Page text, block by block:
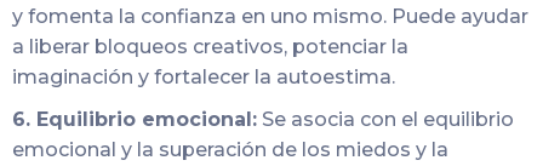
y fomenta la confianza en uno mismo. Puede ayudar
a liberar bloqueos creativos, potenciar la
imaginación y fortalecer la autoestima.
6. Equilibrio emocional: Se asocia con el equilibrio
emocional y la superación de los miedos y la